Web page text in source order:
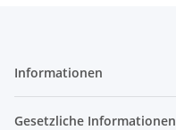
Informationen
Gesetzliche Informationen